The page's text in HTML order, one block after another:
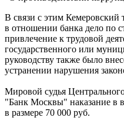
В связи с этим Кемеровский
в отношении банка дело по
привлечение к трудовой
государственного или
руководству также было
устранении нарушения
Мировой судья
"Банк Москвы" наказание в
в размере 70 000 руб.